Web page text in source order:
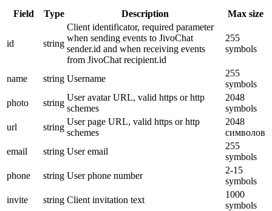
Field Type Description Max size
id string
Client identificator, required parameter
when sending events to JivoChat
sender.id and when receiving events
from JivoChat recipient.id
255
symbols
name string Username
255
symbols
photo
string
User avatar URL, valid https or http
schemes
2048
symbols
url
string
User page URL, valid https or http
schemes
2048
символов
email
string User email
255
symbols
phone
string User phone number
2-15
symbols
invite
string Client invitation text
1000
symbols